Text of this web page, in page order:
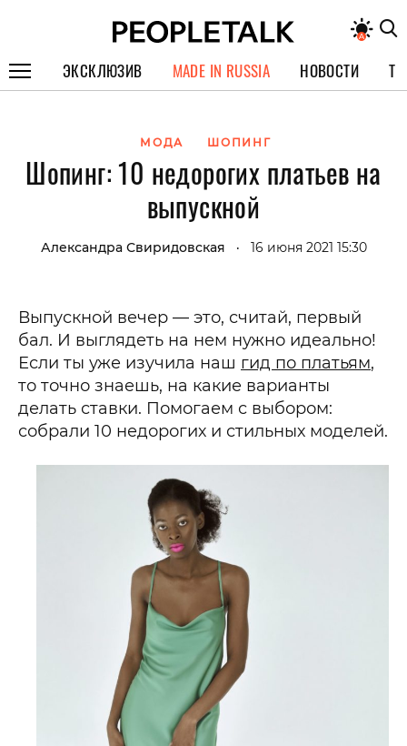
ЭКСКЛЮЗИВ
СПЕЦПРОЕКТЫ
ИНТЕРВЬЮ
ПОКОЛЕНИЕ
MADE IN RUSSIA НОВОСТИ
МОДА ШОПИНГ
Шопинг: 10 недорогих платьев на
выпускной
Александра Свиридовская • 16 июня 2021 15:30
Выпускной вечер — это, считай, первый
бал. И выглядеть на нем нужно идеально!
Если ты уже изучила наш гид по платьям,
то точно знаешь, на какие варианты
делать ставки. Помогаем с выбором:
собрали 10 недорогих и стильных моделей.